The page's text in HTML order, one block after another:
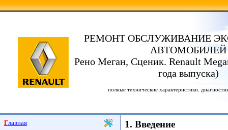
РЕМОНТ ОБСЛУЖИВАНИЕ
АВТОМОБИЛЕЙ
Рено Меган, Сценик. Renault
года выпуска)
полные технические характеристики.
Главная 1. Введение